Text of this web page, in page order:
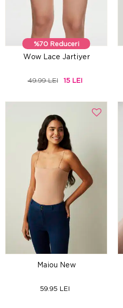
%70 Reduceri
Wow Lace Jartiyer
49.99 LEI 15 LEI
Maiou New
59.95 LEI